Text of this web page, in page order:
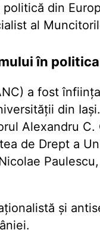
din
al
în
a fost
din
Alexandru
de Drept a
și